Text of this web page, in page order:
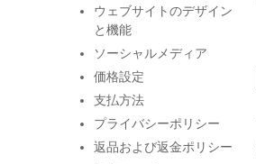
ウェブサイトのデザイン
と機能
ソーシャルメディア
価格設定
支払方法
プライバシーポリシー
返品および返金ポリシー